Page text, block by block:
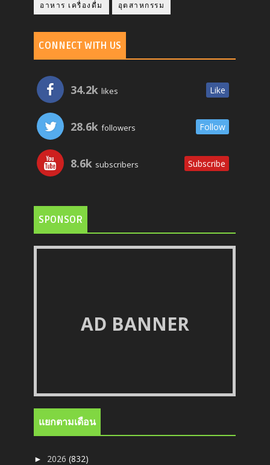
อาหาร เครื่องดื่ม อุตสาหกรรม
CONNECT WITH US
34.2k likes Like
28.6k followers Follow
8.6k subscribers Subscribe
SPONSOR
AD BANNER
แยกตามเดือน
► 2026(832)